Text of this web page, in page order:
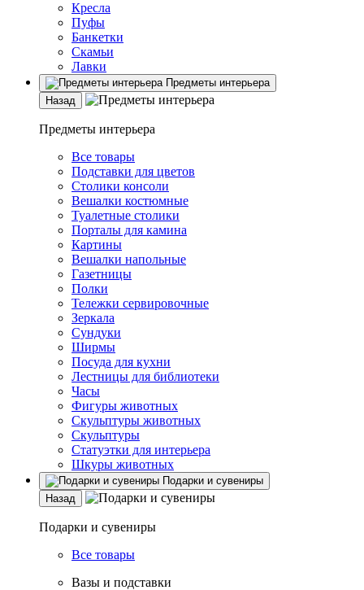
Кресла
Пуфы
Банкетки
Скамьи
Лавки
Предметы интерьера
Назад
Предметы интерьера
Все товары
Подставки для цветов
Столики консоли
Вешалки костюмные
Туалетные столики
Порталы для камина
Картины
Вешалки напольные
Газетницы
Полки
Тележки сервировочные
Зеркала
Сундуки
Ширмы
Посуда для кухни
Лестницы для библиотеки
Часы
Фигуры животных
Скульптуры животных
Скульптуры
Статуэтки для интерьера
Шкуры животных
Подарки и сувениры
Назад
Подарки и сувениры
Все товары
Вазы и подставки